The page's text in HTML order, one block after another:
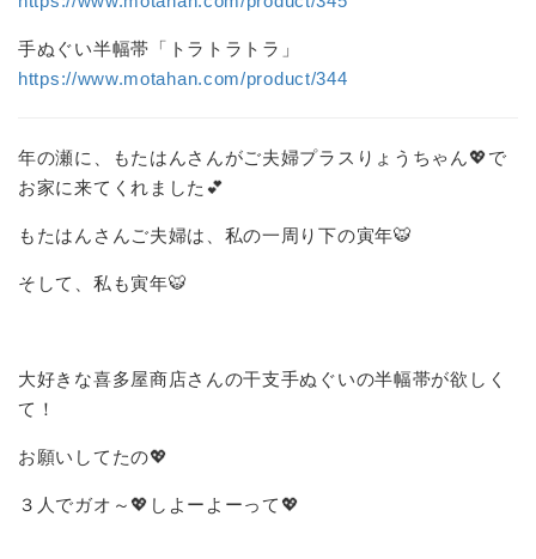
手ぬぐい半幅帯「トラトラトラ」
https://www.motahan.com/product/344
年の瀬に、もたはんさんがご夫婦プラスりょうちゃん💖で
お家に来てくれました💕
もたはんさんご夫婦は、私の一周り下の寅年🐯
そして、私も寅年🐯
大好きな喜多屋商店さんの干支手ぬぐいの半幅帯が欲しく
て！
お願いしてたの💖
３人でガオ～💖しよーよーって💖